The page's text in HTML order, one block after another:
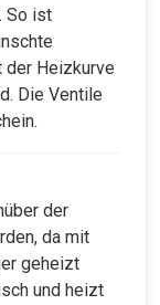
So ist
der Heizkurve
Die Ventile
der
da mit
geheizt
und heizt